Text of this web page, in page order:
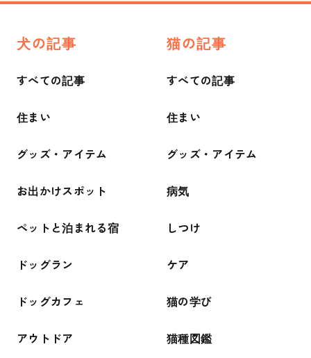
犬の記事
すべての記事
住まい
グッズ・アイテム
お出かけスポット
ペットと泊まれる宿
ドッグラン
ドッグカフェ
アウトドア
猫の記事
すべての記事
住まい
グッズ・アイテム
病気
しつけ
ケア
猫の学び
猫種図鑑